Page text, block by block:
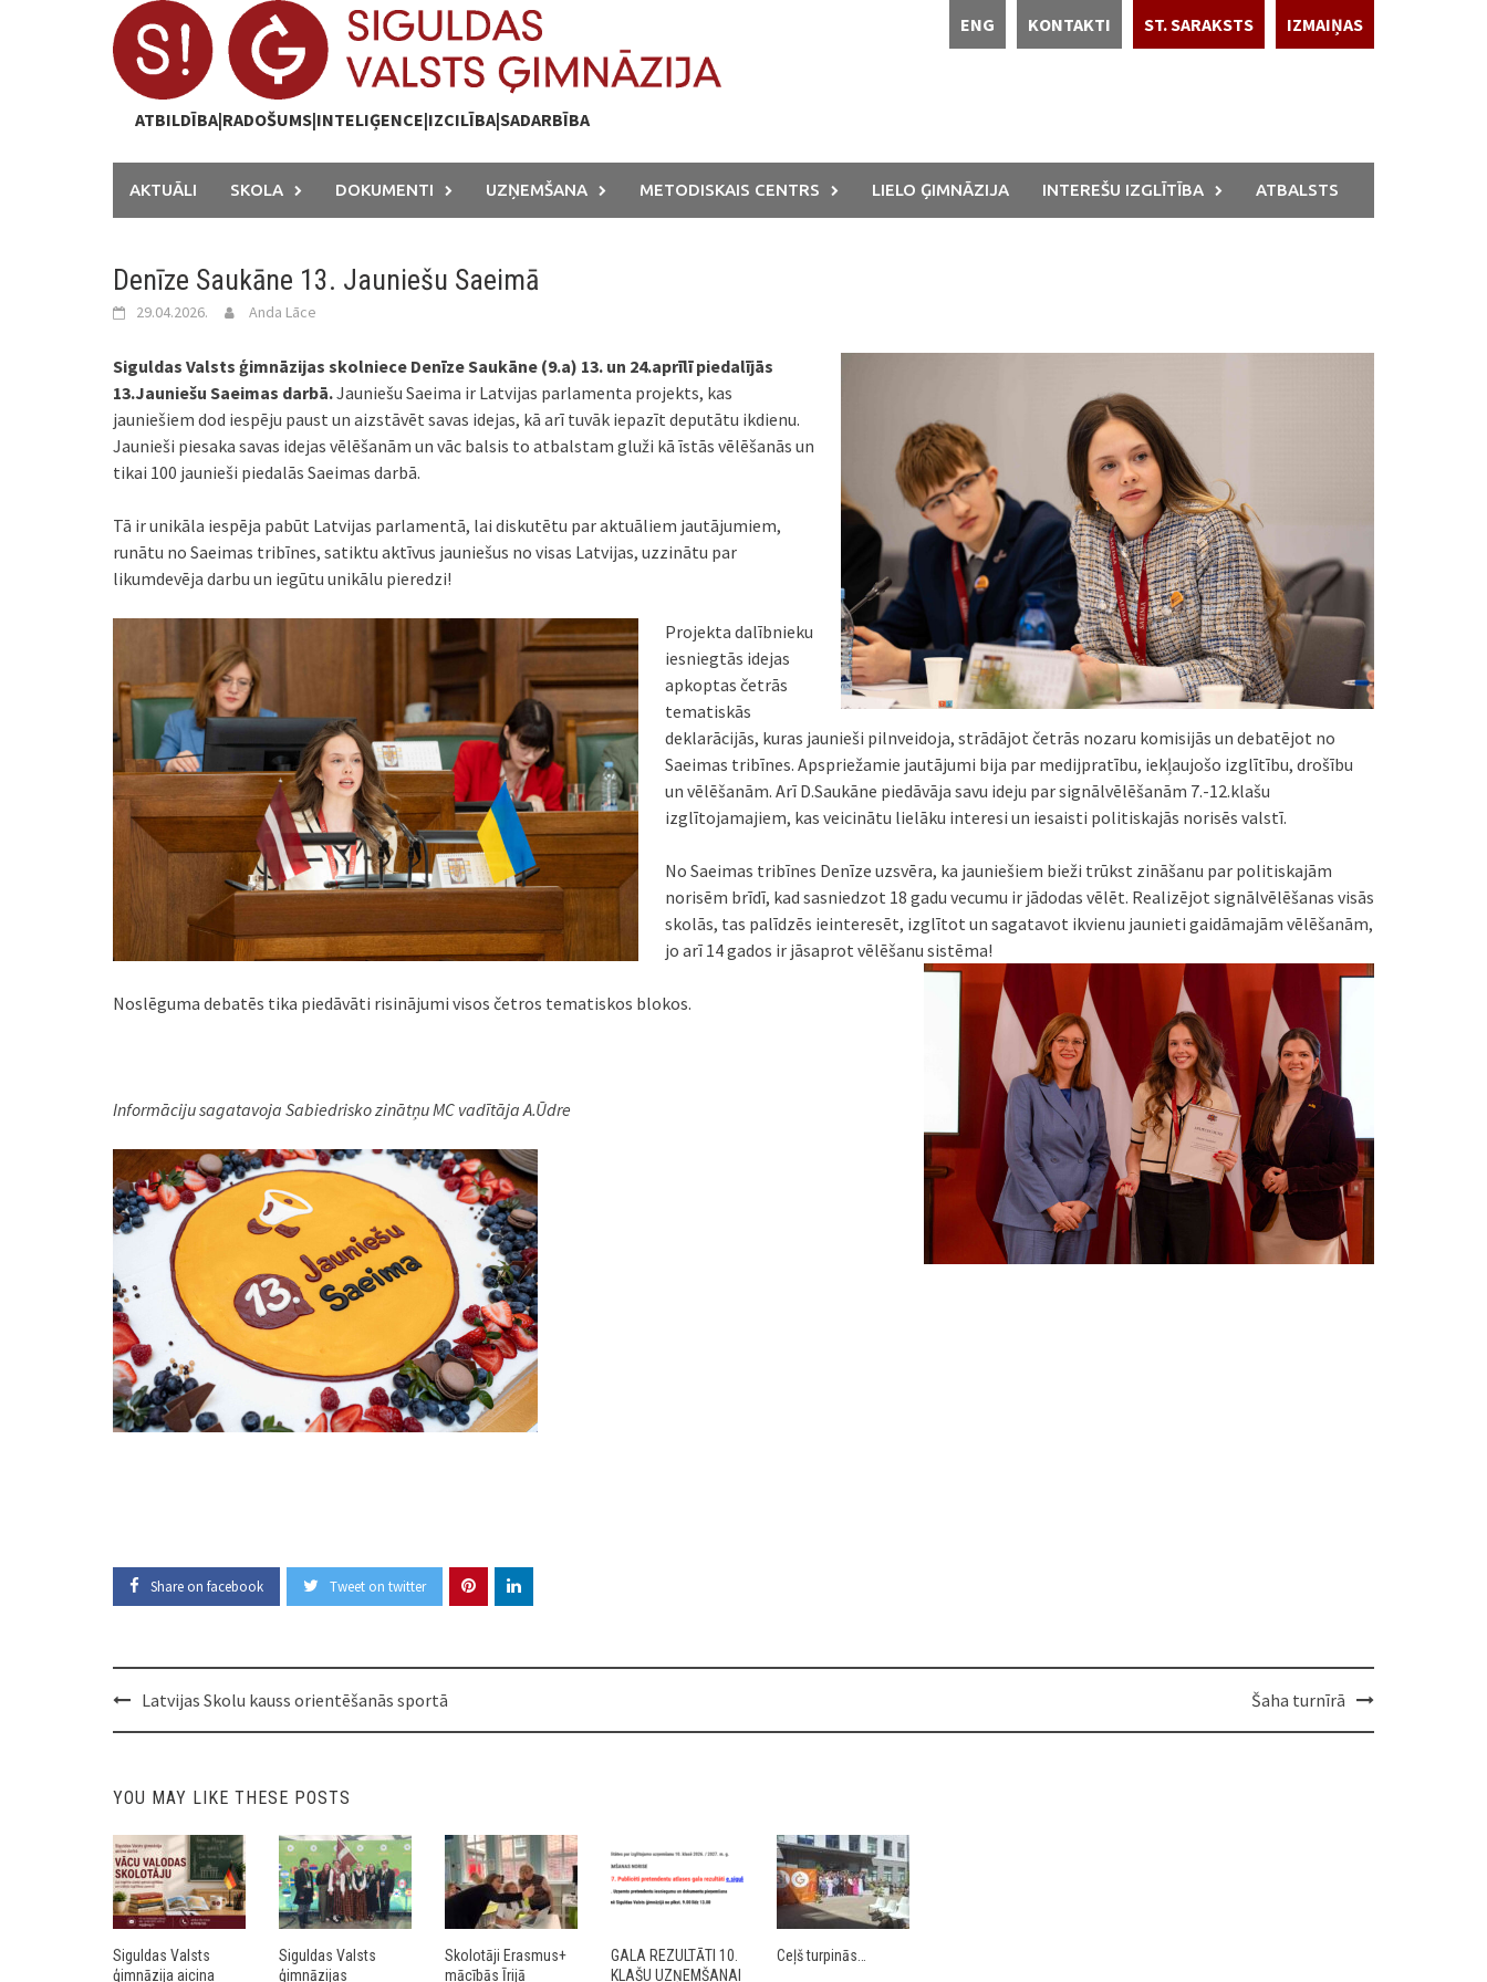
IZMAIŅAS
ST. SARAKSTS
KONTAKTI
ENG
ATBILDĪBA|RADOŠUMS|INTELIĢENCE|IZCILĪBA|SADARBĪBA
AKTUĀLI SKOLA DOKUMENTI UZŅEMŠANA METODISKAIS CENTRS LIELO ĢIMNĀZIJA INTEREŠU IZGLĪTĪBA ATBALSTS
Denīze Saukāne 13. Jauniešu Saeimā
29.04.2026. Anda Lāce
Siguldas Valsts ģimnāzijas skolniece Denīze Saukāne (9.a) 13. un 24.aprīlī piedalījās
13.Jauniešu Saeimas darbā.Jauniešu Saeima ir Latvijas parlamenta projekts, kas
jauniešiem dod iespēju paust un aizstāvēt savas idejas, kā arī tuvāk iepazīt deputātu ikdienu.
Jaunieši piesaka savas idejas vēlēšanām un vāc balsis to atbalstam gluži kā īstās vēlēšanās un
tikai 100 jaunieši piedalās Saeimas darbā.
Tā ir unikāla iespēja pabūt Latvijas parlamentā, lai diskutētu par aktuāliem jautājumiem,
runātu no Saeimas tribīnes, satiktu aktīvus jauniešus no visas Latvijas, uzzinātu par
likumdevēja darbu un iegūtu unikālu pieredzi!
Projekta dalībnieku
iesniegtās idejas
apkoptas četrās
tematiskās
deklarācijās, kuras jaunieši pilnveidoja, strādājot četrās nozaru komisijās un debatējot no
Saeimas tribīnes. Apspriežamie jautājumi bija par medijpratību, iekļaujošo izglītību, drošību
un vēlēšanām. Arī D.Saukāne piedāvāja savu ideju par signālvēlēšanām 7.-12.klašu
izglītojamajiem, kas veicinātu lielāku interesi un iesaisti politiskajās norisēs valstī.
No Saeimas tribīnes Denīze uzsvēra, ka jauniešiem bieži trūkst zināšanu par politiskajām
norisēm brīdī, kad sasniedzot 18 gadu vecumu ir jādodas vēlēt. Realizējot signālvēlēšanas visās
skolās, tas palīdzēs ieinteresēt, izglītot un sagatavot ikvienu jaunieti gaidāmajām vēlēšanām,
jo arī 14 gados ir jāsaprot vēlēšanu sistēma!
Noslēguma debatēs tika piedāvāti risinājumi visos četros tematiskos blokos.
Informāciju sagatavoja Sabiedrisko zinātņu MC vadītāja A.Ūdre
Share on facebook Tweet on twitter
PostLatvijas Skolu kauss orientēšanās sportā Šaha turnīrā
YOU MAY LIKE THESE POSTS
Siguldas Valsts
ģimnāzija aicina
Siguldas Valsts
ģimnāzijas
Skolotāji Erasmus+
mācībās Īrijā
GALA REZULTĀTI 10.
KLAŠU UZŅEMŠANAI
Ceļš turpinās…